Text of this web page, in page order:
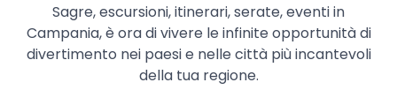
Sagre, escursioni, itinerari, serate, eventi in
Campania, è ora di vivere le infinite opportunità di
divertimento nei paesi e nelle città più incantevoli
della tua regione.